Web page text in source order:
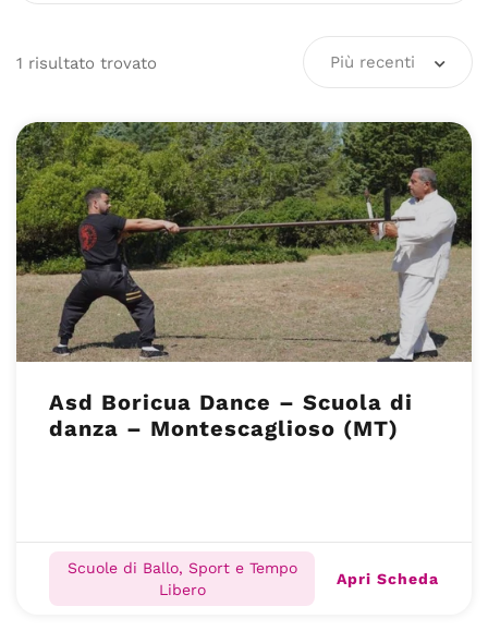
1 risultato trovato Più recenti
Asd Boricua Dance – Scuola di
danza – Montescaglioso (MT)
Scuole di Ballo, Sport e Tempo
Libero
Apri Scheda